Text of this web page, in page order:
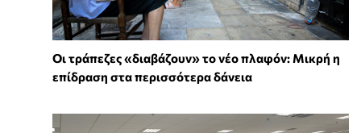
Οι τράπεζες «διαβάζουν» το νέο πλαφόν: Μικρή η
επίδραση στα περισσότερα δάνεια